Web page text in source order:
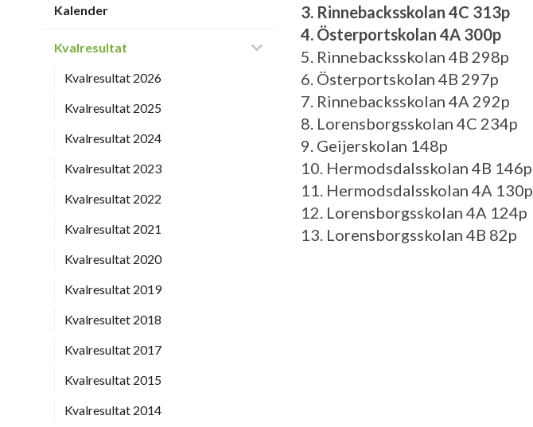
Kalender
Kvalresultat
Kvalresultat 2026
Kvalresultat 2025
Kvalresultat 2024
Kvalresultat 2023
Kvalresultat 2022
Kvalresultat 2021
Kvalresultat 2020
Kvalresultat 2019
Kvalresultet 2018
Kvalresultat 2017
Kvalresultat 2015
Kvalresultat 2014
3. Rinnebacksskolan 4C 313p
4. Österportskolan 4A 300p
5. Rinnebacksskolan 4B 298p
6. Österportskolan 4B 297p
7. Rinnebacksskolan 4A 292p
8. Lorensborgsskolan 4C 234p
9. Geijerskolan 148p
10. Hermodsdalsskolan 4B 146p
11. Hermodsdalsskolan 4A 130p
12. Lorensborgsskolan 4A 124p
13. Lorensborgsskolan 4B 82p